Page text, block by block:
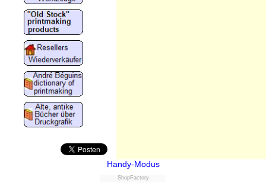
Handy-Modus
ShopFactory